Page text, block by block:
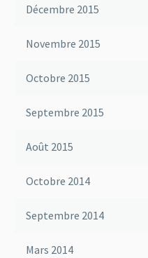
Décembre 2015
Novembre 2015
Octobre 2015
Septembre 2015
Août 2015
Octobre 2014
Septembre 2014
Mars 2014